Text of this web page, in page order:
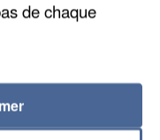
de chaque